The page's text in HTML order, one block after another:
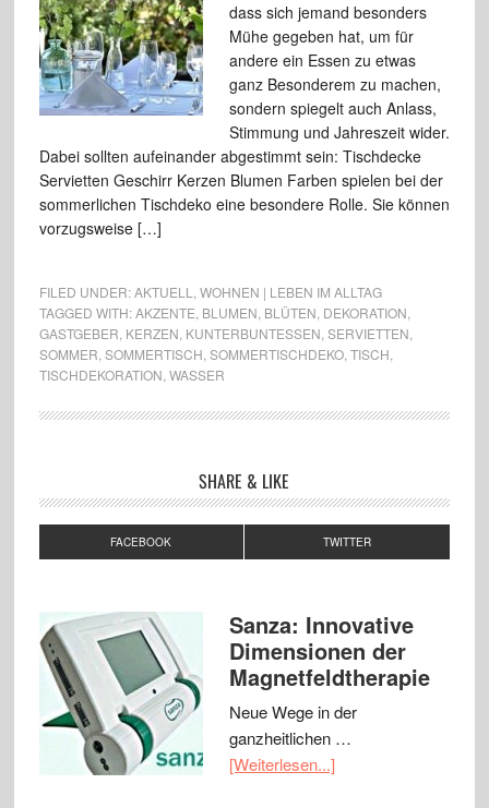
dass sich jemand besonders
Mühe gegeben hat, um für
andere ein Essen zu etwas
ganz Besonderem zu machen,
sondern spiegelt auch Anlass,
Stimmung und Jahreszeit wider.
Dabei sollten aufeinander abgestimmt sein: Tischdecke
Servietten Geschirr Kerzen Blumen Farben spielen bei der
sommerlichen Tischdeko eine besondere Rolle. Sie können
vorzugsweise […]
FILED UNDER:AKTUELL
WOHNEN | LEBEN IM ALLTAG
TAGGED WITH:AKZENTE BLUMEN BLÜTEN DEKORATION
GASTGEBER KERZEN KUNTERBUNTESSEN SERVIETTEN
SOMMER SOMMERTISCH SOMMERTISCHDEKO, TISCH
TISCHDEKORATION WASSER
SHARE & LIKE
FACEBOOK TWITTER
Sanza: Innovative
Dimensionen der
Magnetfeldtherapie
Neue Wege in der
ganzheitlichen …
[Weiterlesen...]